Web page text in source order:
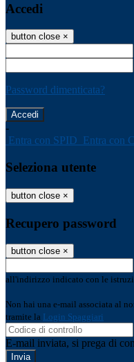
Accedi
button close ×
Password dimenticata?
-
Entra con SPID Entra con
Seleziona utente
button close ×
Recupero password
button close ×
all'indirizzo indicato con le
Non hai una e-mail associata al
tramite la Login Spaggiari
E-mail inviata, si prega di